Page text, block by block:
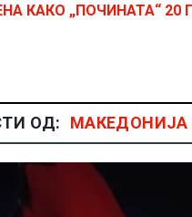
КАКО „ПОЧИНАТА“ 20
ОД: МАКЕДОНИЈА